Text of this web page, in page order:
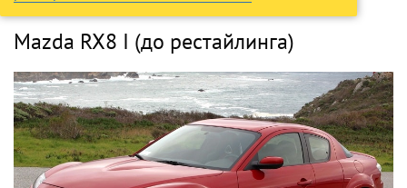
Mazda RX8 I (до рестайлинга)